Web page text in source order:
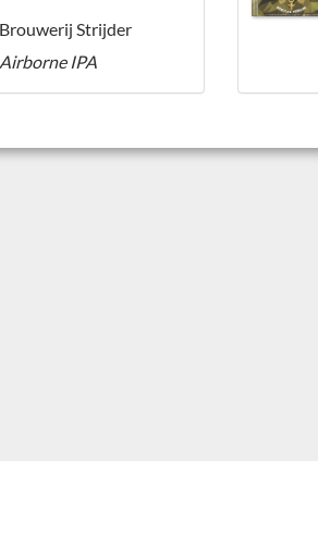
Brouwerij Strijder
Airborne IPA